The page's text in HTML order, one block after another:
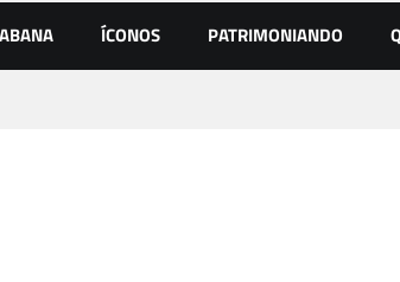
ÍCONOS PATRIMONIANDO